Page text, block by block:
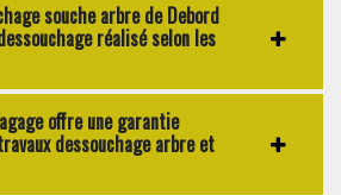
souche arbre de Debord
réalisé selon les
offre une garantie
dessouchage arbre et